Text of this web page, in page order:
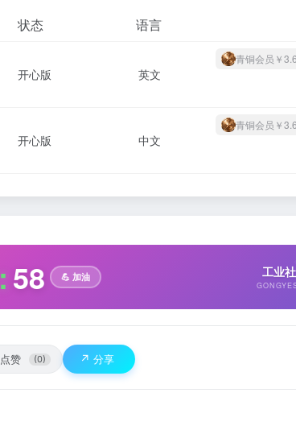
状态 语言
开心版 英文
青铜会员 ￥3.6
开心版 中文
青铜会员 ￥3.6
:59 💪 加油 工业
点赞 (0) ↗️ 分享